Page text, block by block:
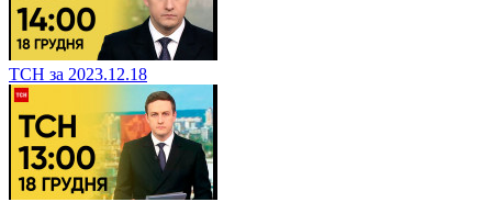
ТСН за 2023.12.18